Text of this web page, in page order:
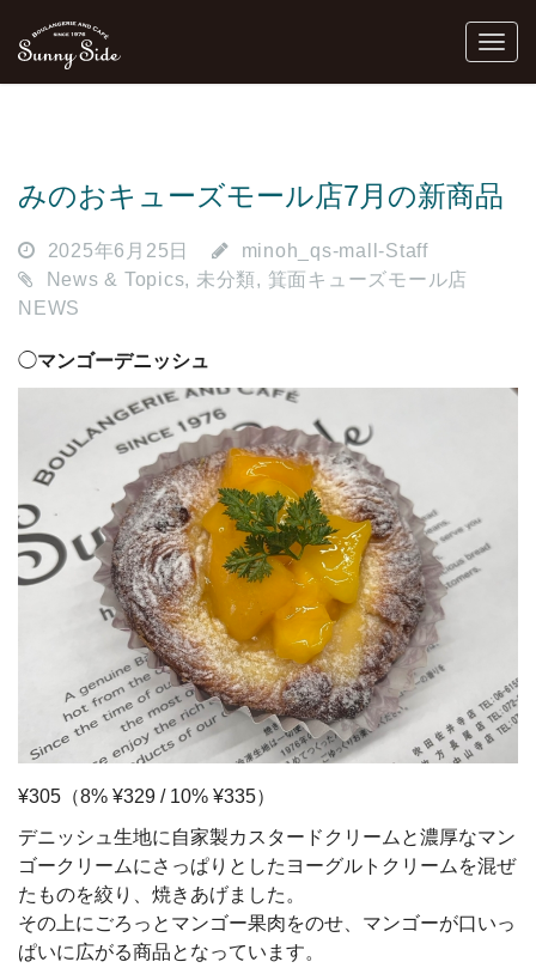
みのおキューズモール店7月の新商品
2025年6月25日
minoh_qs-mall-Staff
News & Topics, 未分類, 箕面キューズモール店
NEWS
◯マンゴーデニッシュ
¥305（8% ¥329 / 10% ¥335）
デニッシュ生地に自家製カスタードクリームと濃厚なマン
ゴークリームにさっぱりとしたヨーグルトクリームを混ぜ
たものを絞り、焼きあげました。
その上にごろっとマンゴー果肉をのせ、マンゴーが口いっ
ぱいに広がる商品となっています。